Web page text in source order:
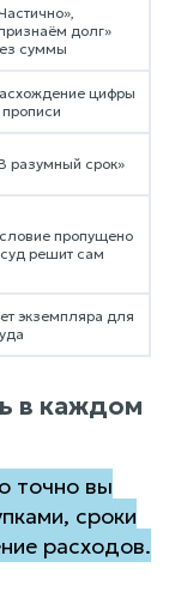
долг»
суммы
цифры
разумный срок»
пропущено
решит сам
экземпляра для
в каждом
точно вы
сроки
расходов.